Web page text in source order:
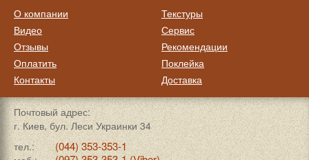
О компании
Видео
Отзывы
Оплатить
Контакты
Текстуры
Сервис
Рекомендации
Поклейка
Доставка
Почтовый адрес:
г. Киев, бул. Леси Украинки 34
тел.:
(044) 353-353-1